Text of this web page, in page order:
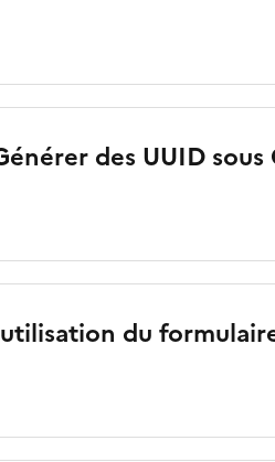
des UUID sous
du